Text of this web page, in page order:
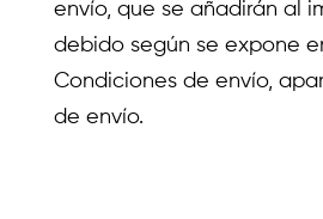
envío, que se añadirán al
debido según se expone
Condiciones de envío,
de envío.